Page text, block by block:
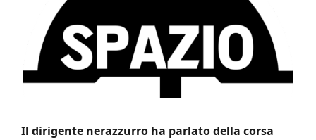
Il dirigente nerazzurro ha parlato della corsa